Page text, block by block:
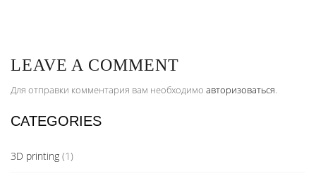
LEAVE A COMMENT
Для отправки комментария вам необходимо авторизоваться.
CATEGORIES
3D printing (1)